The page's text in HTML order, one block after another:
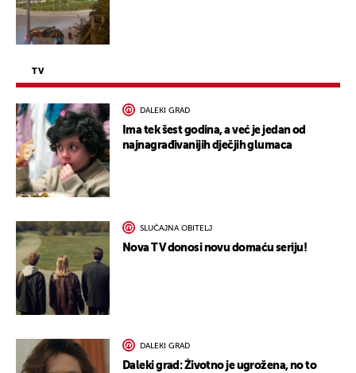
TV
DALEKI GRAD
Ima tek šest godina, a već je jedan od
najnagrađivanijih dječjih glumaca
SLUČAJNA OBITELJ
Nova TV donosi novu domaću seriju!
DALEKI GRAD
Daleki grad: Životno je ugrožena, no to